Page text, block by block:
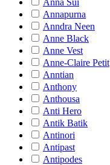
Anna Sui
Annapurna
Anndra Neen
Anne Black
Anne Vest
Anne-Claire Petit
Anntian
Anthony
Anthousa
Anti Hero
Antik Batik
Antinori
Antipast
Antipodes